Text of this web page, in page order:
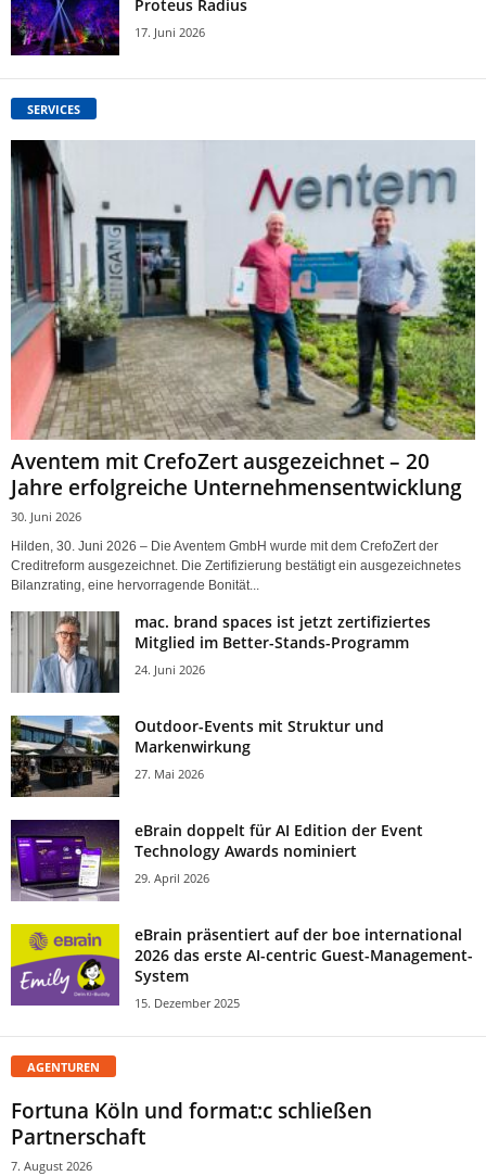
Proteus Radius
17. Juni 2026
SERVICES
Aventem mit CrefoZert ausgezeichnet – 20
Jahre erfolgreiche Unternehmensentwicklung
30. Juni 2026
Hilden, 30. Juni 2026 – Die Aventem GmbH wurde mit dem CrefoZert der
Creditreform ausgezeichnet. Die Zertifizierung bestätigt ein ausgezeichnetes
Bilanzrating, eine hervorragende Bonität...
mac. brand spaces ist jetzt zertifiziertes
Mitglied im Better-Stands-Programm
24. Juni 2026
Outdoor-Events mit Struktur und
Markenwirkung
27. Mai 2026
eBrain doppelt für AI Edition der Event
Technology Awards nominiert
29. April 2026
eBrain präsentiert auf der boe international
2026 das erste AI-centric Guest-Management-
System
15. Dezember 2025
AGENTUREN
Fortuna Köln und format:c schließen
Partnerschaft
7. August 2026